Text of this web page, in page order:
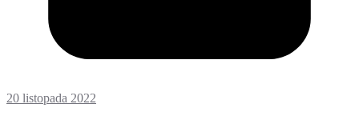
20 listopada 2022